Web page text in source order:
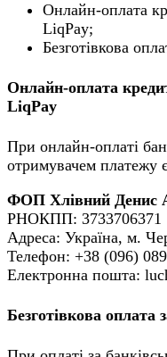
Онлайн-оплата
LiqPay;
Безготівкова
Онлайн-оплата
LiqPay
При онлайн-оплаті
отримувачем платежу
ФОП Хлівний Денис
РНОКПП: 3733706371
Адреса: Україна, м.
Телефон: +38 (096)
Електронна пошта:
Безготівкова оплата